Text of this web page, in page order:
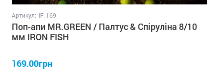
Артикул: IF_169
Поп-апи MR.GREEN / Палтус & Спіруліна 8/10
мм IRON FISH
169.00грн